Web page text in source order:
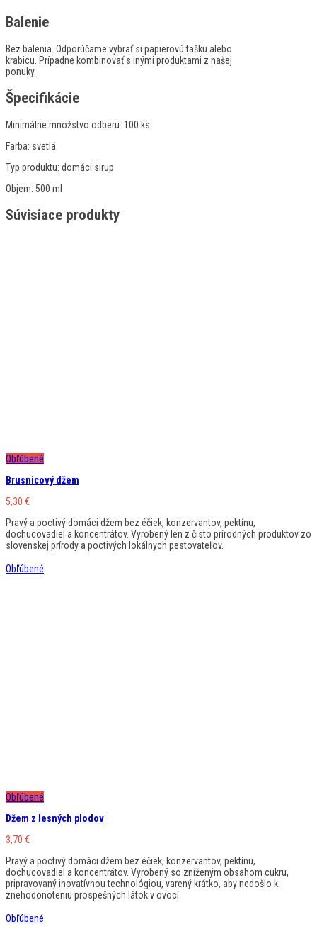
Balenie
Bez balenia. Odporúčame vybrať si papierovú tašku alebo
krabicu. Prípadne kombinovať s inými produktami z našej
ponuky.
Špecifikácie
Minimálne množstvo odberu: 100 ks
Farba: svetlá
Typ produktu: domáci sirup
Objem: 500 ml
Súvisiace produkty
Obľúbené
Brusnicový džem
5,30 €
Pravý a poctivý domáci džem bez éčiek, konzervantov, pektínu,
dochucovadiel a koncentrátov. Vyrobený len z čisto prírodných produktov zo
slovenskej prírody a poctivých lokálnych pestovateľov.
Obľúbené
Obľúbené
Džem z lesných plodov
3,70 €
Pravý a poctivý domáci džem bez éčiek, konzervantov, pektínu,
dochucovadiel a koncentrátov. Vyrobený so zníženým obsahom cukru,
pripravovaný inovatívnou technológiou, varený krátko, aby nedošlo k
znehodonoteniu prospešných látok v ovocí.
Obľúbené